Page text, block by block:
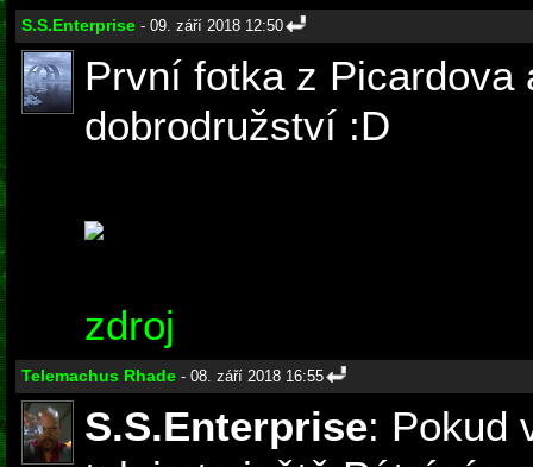
S.S.Enterprise - 09. září 2018 12:50
První fotka z Picardova
dobrodružství :D
zdroj
Telemachus Rhade - 08. září 2018 16:55
S.S.Enterprise: Pokud